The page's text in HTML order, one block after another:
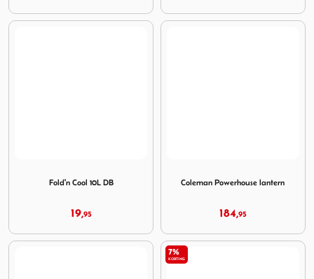
Fold'n Cool 10L DB
19,95
Coleman Powerhouse lantern
184,95
7%
KORTING